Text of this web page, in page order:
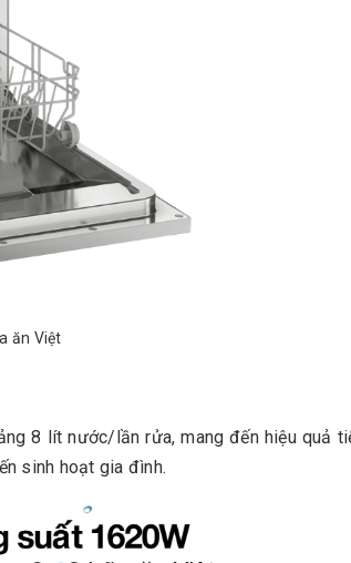
ăn Việt
8 lít nước/lần rửa, mang đến hiệu quả
sinh hoạt gia đình.